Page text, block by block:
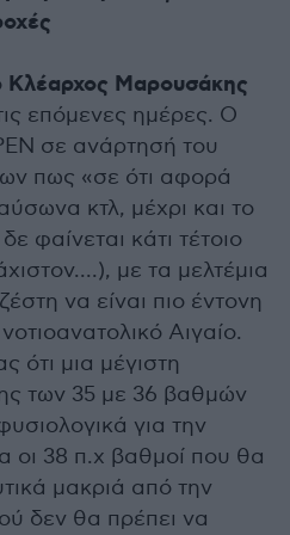
Κλέαρχος Μαρουσάκης
επόμενες ημέρες. Ο
σε ανάρτησή του
πως «σε ότι αφορά
κτλ, μέχρι και το
φαίνεται κάτι τέτοιο
με τα μελτέμια
να είναι πιο έντονη
Αιγαίο.
μια μέγιστη
των 35 με 36 βαθμών
για την
οι 38 π.χ βαθμοί που θα
μακριά από την
δεν θα πρέπει να